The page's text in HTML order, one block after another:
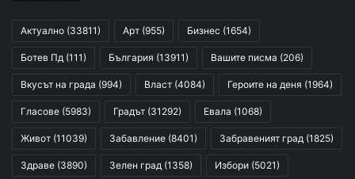
Актуално (33811) Арт (955) Бизнес (1654)
Ботев Пд (111) България (13911) Вашите писма (206)
Вкусът на града (994) Власт (4084) Героите на деня (1964)
Гласове (5983) Градът (31292) Евала (1068)
Живот (11039) Забавление (8401) Забравеният град (1825)
Здраве (3890) Зелен град (1358) Избори (5021)